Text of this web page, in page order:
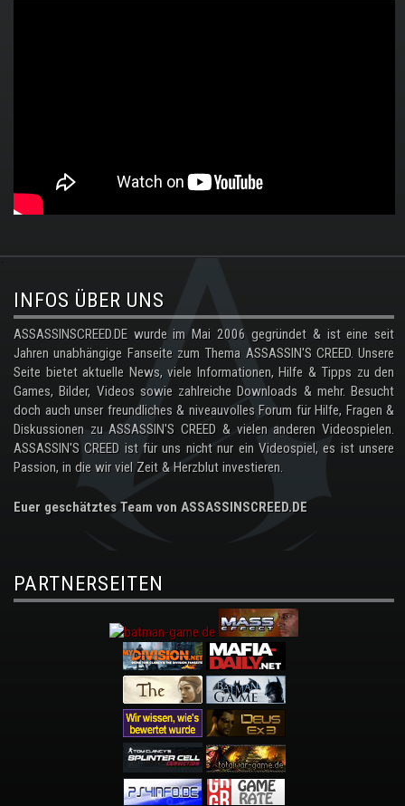
.
INFOS ÜBER UNS
ASSASSINSCREED.DE wurde im Mai 2006 gegründet & ist eine seit
Jahren unabhängige Fanseite zum Thema ASSASSIN'S CREED. Unsere
Seite bietet aktuelle News, viele Informationen, Hilfe & Tipps zu den
Games, Bilder, Videos sowie zahlreiche Downloads & mehr. Besucht
doch auch unser freundliches & niveauvolles Forum für Hilfe, Fragen &
Diskussionen zu ASSASSIN'S CREED & vielen anderen Videospielen.
ASSASSIN'S CREED ist für uns nicht nur ein Videospiel, es ist unsere
Passion, in die wir viel Zeit & Herzblut investieren.
Euer geschätztes Team von ASSASSINSCREED.DE
PARTNERSEITEN